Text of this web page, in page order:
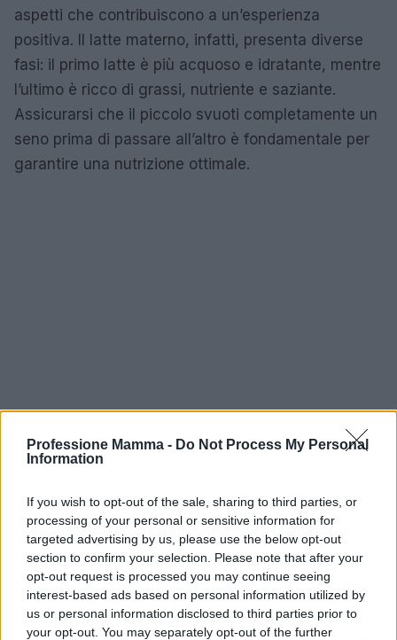
Professione Mamma - Do Not Process My Personal
Information
If you wish to opt-out of the sale, sharing to third parties, or
processing of your personal or sensitive information for
targeted advertising by us, please use the below opt-out
section to confirm your selection. Please note that after your
opt-out request is processed you may continue seeing
interest-based ads based on personal information utilized by
us or personal information disclosed to third parties prior to
your opt-out. You may separately opt-out of the further
aspetti che contribuiscono a un’esperienza
positiva. Il latte materno, infatti, presenta diverse
fasi: il primo latte è più acquoso e idratante, mentre
l’ultimo è ricco di grassi, nutriente e saziante.
Assicurarsi che il piccolo svuoti completamente un
seno prima di passare all’altro è fondamentale per
garantire una nutrizione ottimale.
Il viaggio dell’allattamento è un’esperienza ricca di
sfumature, che va oltre il semplice nutrimento. È un
percorso di crescita e scoperta reciproca, che si
intreccia con le tradizioni e le culture di ogni
famiglia. Ogni madre e ogni bambino trovano il loro
ritmo, creando una melodia unica fatta di amore,